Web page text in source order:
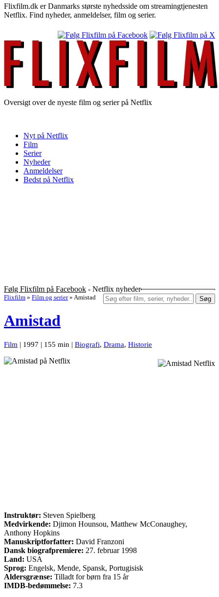
Flixfilm.dk er Danmarks største nyhedsside om streamingtjenesten
Netflix. Find nyheder, anmeldelser, film og serier.
Oversigt over de nyeste film og serier på Netflix
Nyt på Netflix
Film
Serier
Nyheder
Anmeldelser
Bedst på Netflix
Følg Flixfilm på Facebook - Netflix nyheder
Søg
Flixfilm » Film og serier » Amistad
Amistad
Film | 1997 | 155 min | Biografi, Drama, Historie
Instruktør: Steven Spielberg
Medvirkende: Djimon Hounsou, Matthew McConaughey,
Anthony Hopkins
Manuskriptforfatter: David Franzoni
Dansk biografpremiere: 27. februar 1998
Land: USA
Sprog: Engelsk, Mende, Spansk, Portugisisk
Aldersgrænse: Tilladt for børn fra 15 år
IMDB-bedømmelse: 7.3